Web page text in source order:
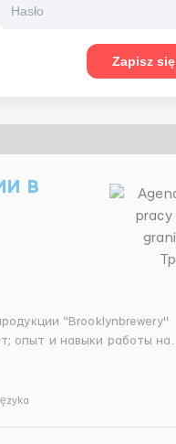
Zapisz się
в
опыт и навыки работы на